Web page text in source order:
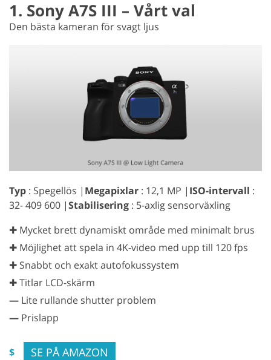
1. Sony A7S III – Vårt val
Den bästa kameran för svagt ljus
Typ : Spegellös | Megapixlar : 12,1 MP | ISO-intervall :
32- 409 600 |Stabilisering : 5-axlig sensorväxling
✚ Mycket brett dynamiskt område med minimalt brus
✚ Möjlighet att spela in 4K-video med upp till 120 fps
✚ Snabbt och exakt autofokussystem
✚ Titlar LCD-skärm
— Lite rullande shutter problem
— Prislapp
$ SE PÅ AMAZON